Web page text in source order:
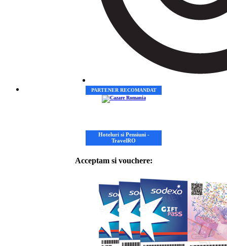
PARTENER RECOMANDAT
Hoteluri si Pensiuni -
TravelRO
Acceptam si vouchere: